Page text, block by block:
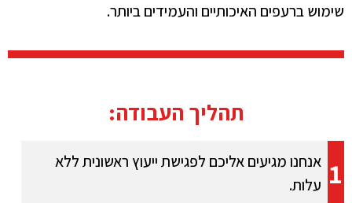
שימוש ברעפים האיכותיים והעמידים ביותר.
תהליך העבודה:
1 אנחנו מגיעים אליכם לפגישת ייעוץ ראשונית ללא
עלות.